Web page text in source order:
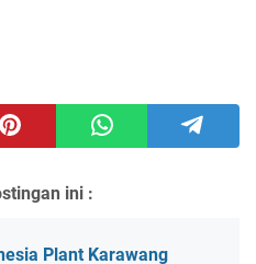
ini :
Plant Karawang